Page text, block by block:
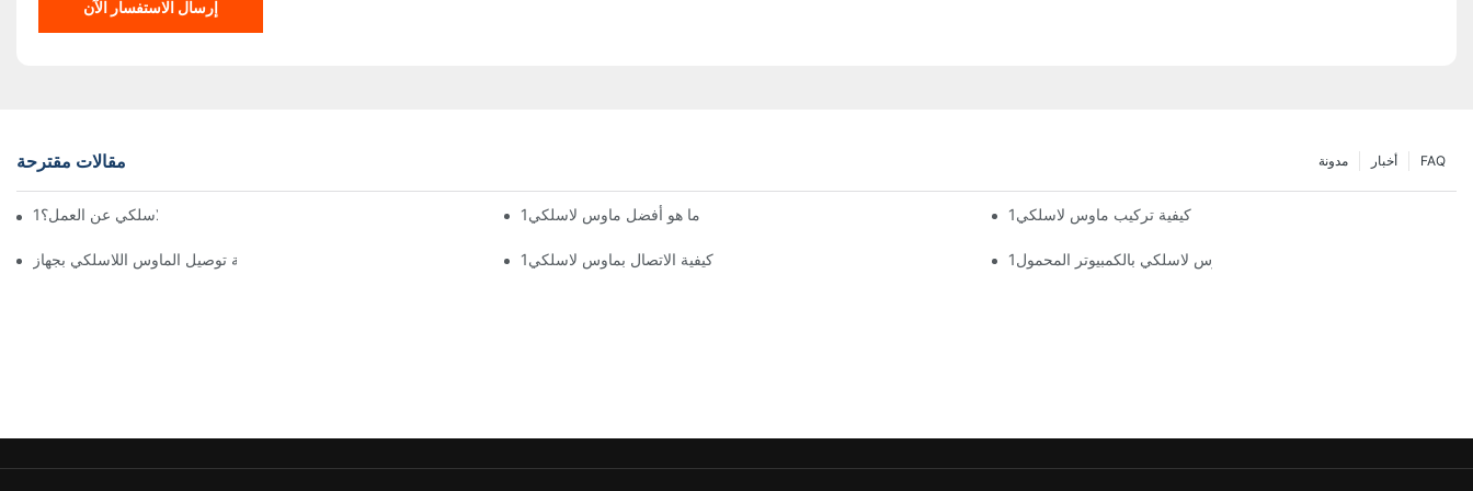
إرسال الاستفسار الآن
مقالات مقترحة FAQ أخبار مدونة
لماذا توقف الماوس اللاسلكي عن العمل؟1 ما هو أفضل ماوس لاسلكي1 كيفية تركيب ماوس لاسلكي1
كيفية الاتصال بماوس لاسلكي1 كيفية توصيل ماوس لاسلكي بالكمبيوتر المحمول1